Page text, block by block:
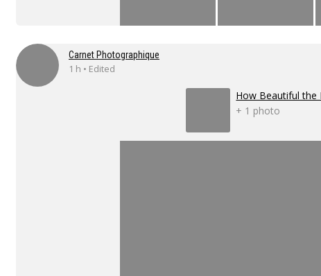
Carnet Photographique
1 h • Edited
+ 1 photo